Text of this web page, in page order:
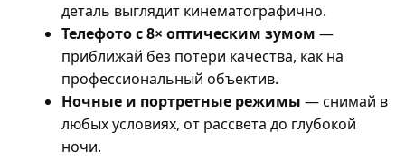
деталь выглядит кинематографично.
Телефото с 8× оптическим зумом —
приближай без потери качества, как на
профессиональный объектив.
Ночные и портретные режимы — снимай в
любых условиях, от рассвета до глубокой
ночи.